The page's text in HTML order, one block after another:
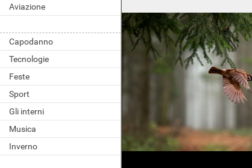
Aviazione
Capodanno
Tecnologie
Feste
Sport
Gli interni
Musica
Inverno